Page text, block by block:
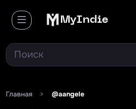
MyIndie
Главная > @aangele